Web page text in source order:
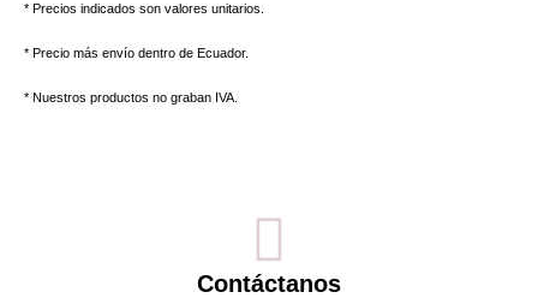
* Precios indicados son valores unitarios.
* Precio más envío dentro de Ecuador.
* Nuestros productos no graban IVA.
Contáctanos